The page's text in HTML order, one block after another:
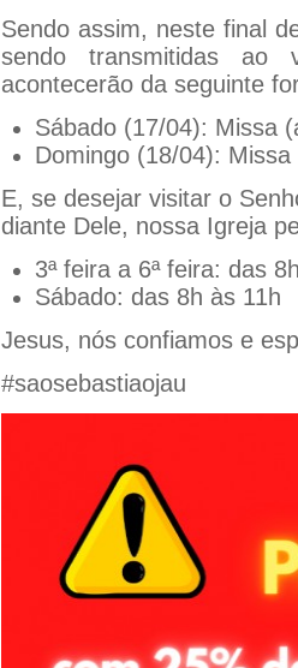
Sendo assim, neste final
sendo transmitidas ao
acontecerão da seguinte
Sábado (17/04): Missa
Domingo (18/04):
E, se desejar visitar o
diante Dele, nossa Igreja
3ª feira a 6ª feira: das
Sábado: das 8h às 11h
Jesus, nós confiamos e
#saosebastiaojau